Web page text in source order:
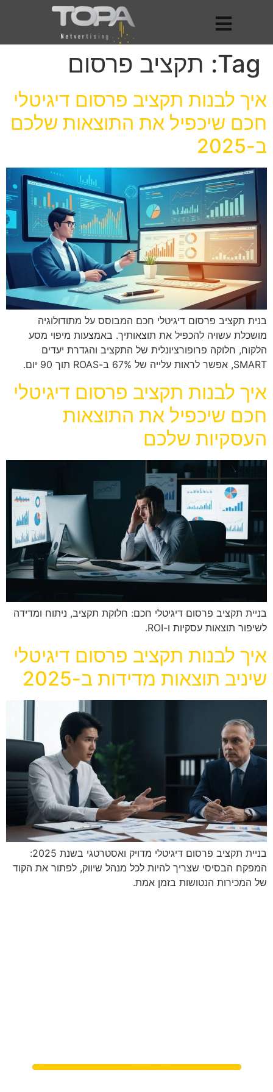
Tag: תקציב פרסום
איך לבנות תקציב פרסום דיגיטלי
חכם שיכפיל את התוצאות שלכם
ב-2025
בנית תקציב פרסום דיגיטלי חכם המבוסס על מתודולוגיה
מושכלת עשויה להכפיל את תוצאותיך. באמצעות מיפוי מסע
הלקוח, חלוקה פרופורציונלית של התקציב והגדרת יעדים
SMART, אפשר לראות עלייה של 67% ב-ROAS תוך 90 יום.
איך לבנות תקציב פרסום דיגיטלי
חכם שיכפיל את התוצאות
העסקיות שלכם
בניית תקציב פרסום דיגיטלי חכם: חלוקת תקציב, ניתוח ומדידה
לשיפור תוצאות עסקיות ו-ROI.
איך לבנות תקציב פרסום דיגיטלי
שיניב תוצאות מדידות ב-2025
בניית תקציב פרסום דיגיטלי מדויק ואסטרטגי בשנת 2025:
המפקח הבסיסי שצריך להיות לכל מנהל שיווק, לפתור את הקוד
של המכירות הנטושות בזמן אמת.